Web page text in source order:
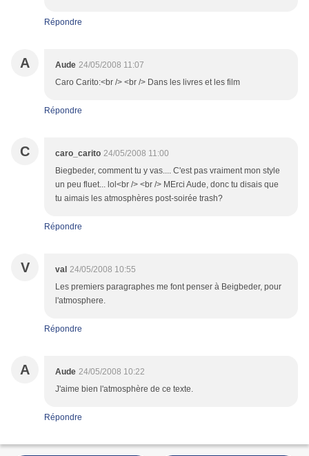
Répondre
A Aude 24/05/2008 11:07
Caro Carito:<br /> <br /> Dans les livres et les film
Répondre
C caro_carito 24/05/2008 11:00
Biegbeder, comment tu y vas.... C'est pas vraiment mon style
un peu fluet... lol<br /> <br /> MErci Aude, donc tu disais que
tu aimais les atmosphères post-soirée trash?
Répondre
V val 24/05/2008 10:55
Les premiers paragraphes me font penser à Beigbeder, pour
l'atmosphere.
Répondre
A Aude 24/05/2008 10:22
J'aime bien l'atmosphère de ce texte.
Répondre